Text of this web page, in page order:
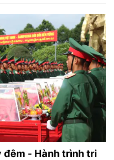
- Hành trình tri